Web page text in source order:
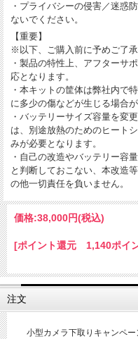
・プライバシーの侵害／迷惑
ないでください。
【重要】
※以下、ご購入前に予めご了
・製品の特性上、アフターサ
応となります。
・本キットの筐体は弊社内で
に多少の傷などが生じる場合が
・バッテリーサイズ容量を変
は、別途放熱のためのヒート
みが必要となります。
・自己の改造やバッテリー容
と判断しておこない、本改造
の他一切責任を負いません。
価格:38,000円(税込)
[ポイント還元 1,140ポイ
注文
小型カメラ下取りキャンペー